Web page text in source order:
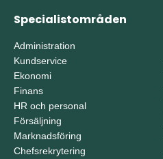
Specialistområden
Administration
Kundservice
Ekonomi
Finans
HR och personal
Försäljning
Marknadsföring
Chefsrekrytering